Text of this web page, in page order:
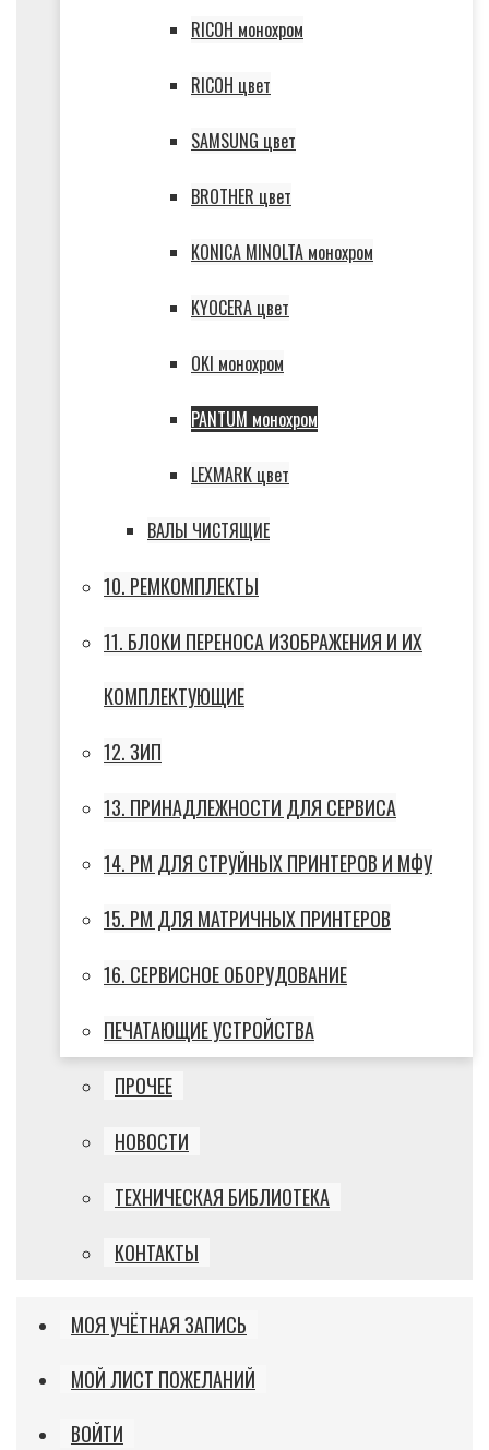
RICOH монохром
RICOH цвет
SAMSUNG цвет
BROTHER цвет
KONICA MINOLTA монохром
KYOCERA цвет
OKI монохром
PANTUM монохром
LEXMARK цвет
ВАЛЫ ЧИСТЯЩИЕ
10. РЕМКОМПЛЕКТЫ
11. БЛОКИ ПЕРЕНОСА ИЗОБРАЖЕНИЯ И ИХ
КОМПЛЕКТУЮЩИЕ
12. ЗИП
13. ПРИНАДЛЕЖНОСТИ ДЛЯ СЕРВИСА
14. РМ ДЛЯ СТРУЙНЫХ ПРИНТЕРОВ И МФУ
15. РМ ДЛЯ МАТРИЧНЫХ ПРИНТЕРОВ
16. СЕРВИСНОЕ ОБОРУДОВАНИЕ
ПЕЧАТАЮЩИЕ УСТРОЙСТВА
ПРОЧЕЕ
НОВОСТИ
ТЕХНИЧЕСКАЯ БИБЛИОТЕКА
КОНТАКТЫ
МОЯ УЧЁТНАЯ ЗАПИСЬ
МОЙ ЛИСТ ПОЖЕЛАНИЙ
ВОЙТИ